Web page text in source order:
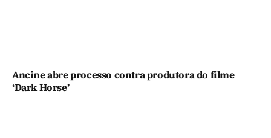
Ancine abre processo contra produtora do filme
‘Dark Horse’